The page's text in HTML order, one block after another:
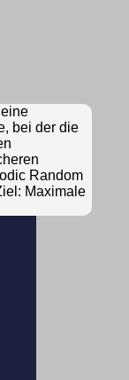
bei der die
Random
Maximale